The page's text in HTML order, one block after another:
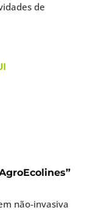
de
não-invasiva